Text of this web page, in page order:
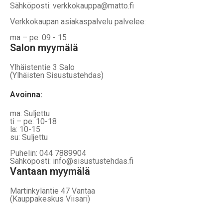
Sähköposti: verkkokauppa@matto.fi
Verkkokaupan asiakaspalvelu palvelee:
ma – pe: 09 - 15
Salon myymälä
Ylhäistentie 3 Salo
(Ylhäisten Sisustustehdas)
Avoinna:
ma: Suljettu
ti – pe: 10-18
la: 10-15
su: Suljettu
Puhelin: 044 7889904
Sähköposti: info@sisustustehdas.fi
Vantaan myymälä
Martinkyläntie 47 Vantaa
(Kauppakeskus Viisari)